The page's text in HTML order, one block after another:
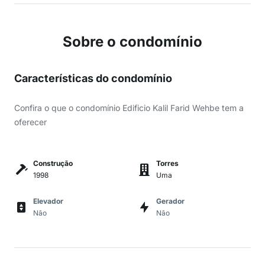
Sobre o condomínio
Características do condomínio
Confira o que o condomínio Edificio Kalil Farid Wehbe tem a
oferecer
Construção
1998
Torres
Uma
Elevador
Não
Gerador
Não